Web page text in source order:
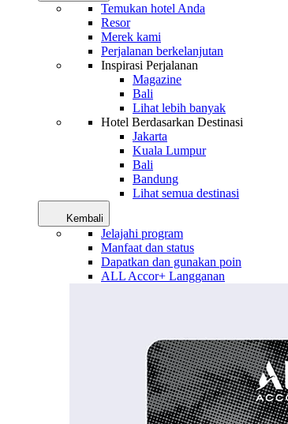
Temukan hotel Anda
Resor
Merek kami
Perjalanan berkelanjutan
Inspirasi Perjalanan
Magazine
Bali
Lihat lebih banyak
Hotel Berdasarkan Destinasi
Jakarta
Kuala Lumpur
Bali
Bandung
Lihat semua destinasi
Kembali
Jelajahi program
Manfaat dan status
Dapatkan dan gunakan poin
ALL Accor+ Langganan